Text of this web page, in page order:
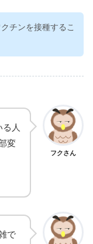
チンを接種するこ
フクさん
人
変
で